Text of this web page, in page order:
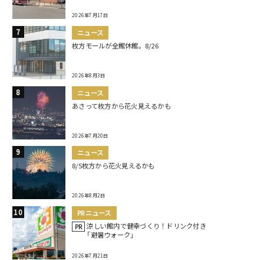
2026年7月17日
ニュース
枚方モールが全館休館。8/26
2026年8月3日
ニュース
あさって枚方から花火見えるかも
2026年7月20日
ニュース
8/5枚方から花火見えるかも
2026年8月2日
PRニュース
PR 涼しい館内で健幸づくり！ドリンク付き
｢避暑ウォーク｣
2026年7月21日